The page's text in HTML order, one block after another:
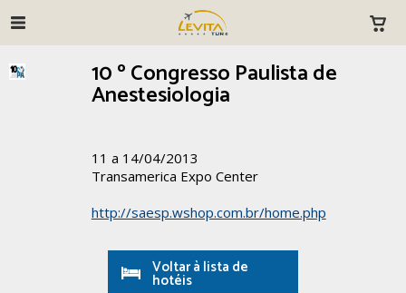
10 º Congresso Paulista de
Anestesiologia
11 a 14/04/2013
Transamerica Expo Center
http://saesp.wshop.com.br/home.php
Voltar à lista de
hotéis